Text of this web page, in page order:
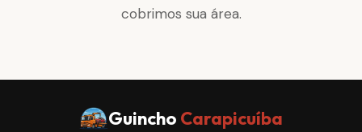
cobrimos sua área.
Guincho Carapicuíba